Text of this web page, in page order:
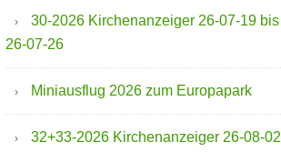
30-2026 Kirchenanzeiger 26-07-19 bis
26-07-26
Miniausflug 2026 zum Europapark
32+33-2026 Kirchenanzeiger 26-08-02